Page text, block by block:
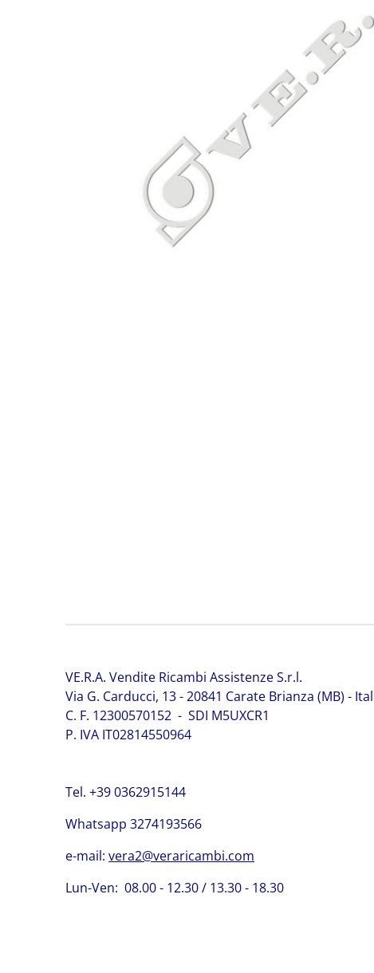
VE.R.A. Vendite Ricambi Assistenze S.r.l.
Via G. Carducci, 13 - 20841 Carate Brianza (MB) -
C. F. 12300570152 - SDI M5UXCR1
P. IVA IT02814550964
Tel. +39 0362915144
Whatsapp 3274193566
e-mail: vera2@veraricambi.com
Lun-Ven: 08.00 - 12.30 / 13.30 - 18.30